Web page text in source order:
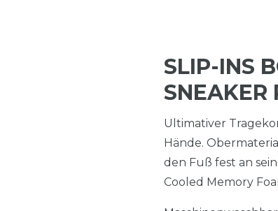
SLIP-INS
SNEAKER
Ultimativer
Hände.
den Fuß fest an
Cooled Memory